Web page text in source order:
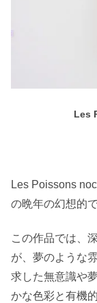
Les
Les Poissons
の晩年の幻想的
この作品では、
が、夢のような
求した無意識や
かな色彩と有機